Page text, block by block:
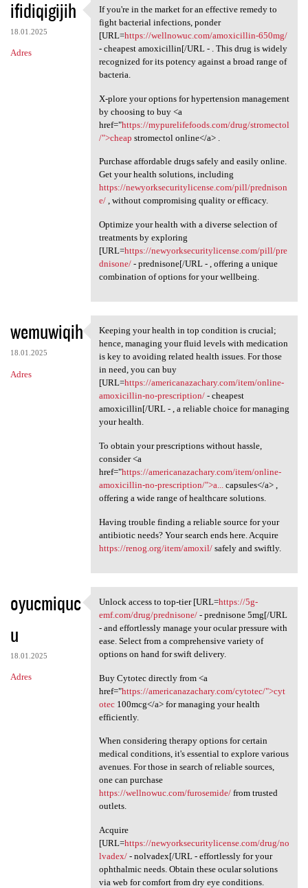
ifidiqigijih
18.01.2025
Adres
If you're in the market for
If you're in the market for an effective remedy to
fight bacterial infections, ponder
[URL=https://wellnowuc.com/amoxicillin-650mg/
- cheapest amoxicillin[/URL - . This drug is widely
recognized for its potency against a broad range of
bacteria.
X-plore your options for hypertension management
by choosing to buy <a
href="https://mypurelifefoods.com/drug/stromectol
/">cheap stromectol online</a> .
Purchase affordable drugs safely and easily online.
Get your health solutions, including
https://newyorksecuritylicense.com/pill/prednison
e/, without compromising quality or efficacy.
Optimize your health with a diverse selection of
treatments by exploring
[URL=https://newyorksecuritylicense.com/pill/pre
dnisone/- prednisone[/URL - , offering a unique
combination of options for your wellbeing.
wemuwiqih
18.01.2025
Adres
Keeping your health in top
Keeping your health in top condition is crucial;
hence, managing your fluid levels with medication
is key to avoiding related health issues. For those
in need, you can buy
[URL=https://americanazachary.com/item/online-
amoxicillin-no-prescription/- cheapest
amoxicillin[/URL - , a reliable choice for managing
your health.
To obtain your prescriptions without hassle,
consider <a
href="https://americanazachary.com/item/online-
amoxicillin-no-prescription/">a...
capsules</a> ,
offering a wide range of healthcare solutions.
Having trouble finding a reliable source for your
antibiotic needs? Your search ends here. Acquire
https://renog.org/item/amoxil/safely and swiftly.
oyucmiquc
u
18.01.2025
Adres
Unlock access to top-tier
Unlock access to top-tier [URL=https://5g-
emf.com/drug/prednisone/- prednisone 5mg[/URL
- and effortlessly manage your ocular pressure with
ease. Select from a comprehensive variety of
options on hand for swift delivery.
Buy Cytotec directly from <a
href="https://americanazachary.com/cytotec/">cyt
otec100mcg</a> for managing your health
efficiently.
When considering therapy options for certain
medical conditions, it's essential to explore various
avenues. For those in search of reliable sources,
one can purchase
https://wellnowuc.com/furosemide/from trusted
outlets.
Acquire
[URL=https://newyorksecuritylicense.com/drug/no
lvadex/- nolvadex[/URL - effortlessly for your
ophthalmic needs. Obtain these ocular solutions
via web for comfort from dry eye conditions.